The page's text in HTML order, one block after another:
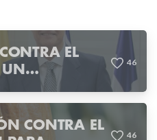
EL
LA
Y EL
EN
46
CONTRA EL
46